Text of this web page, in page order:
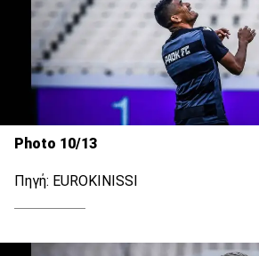
Photo 10/13
Πηγή: EUROKINISSI